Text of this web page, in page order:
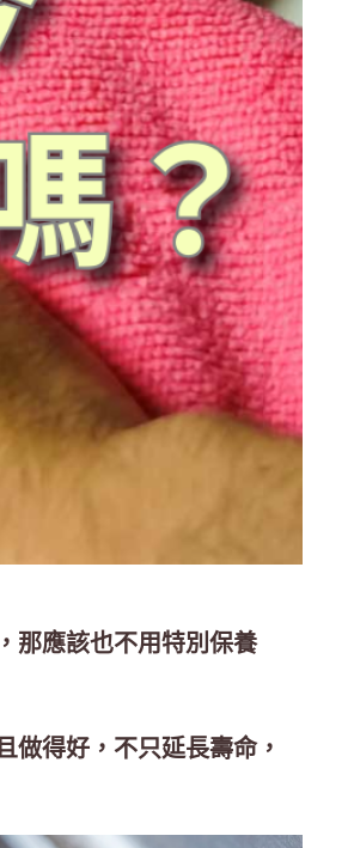
那應該也不用特別保養
得好，不只延長壽命，